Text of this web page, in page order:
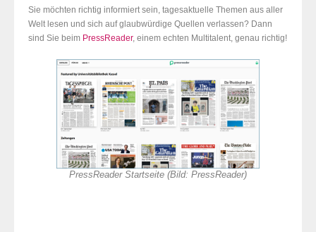
Sie möchten richtig informiert sein, tagesaktuelle Themen aus aller
Welt lesen und sich auf glaubwürdige Quellen verlassen? Dann
sind Sie beim PressReader, einem echten Multitalent, genau richtig!
PressReader Startseite (Bild: PressReader)